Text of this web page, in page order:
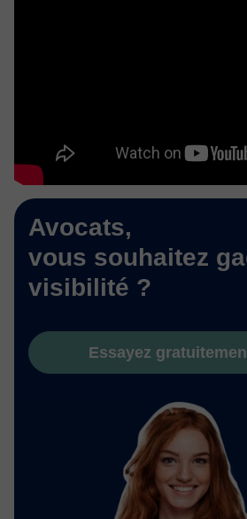
Avocats,
vous souhaitez
visibilité ?
Essayez